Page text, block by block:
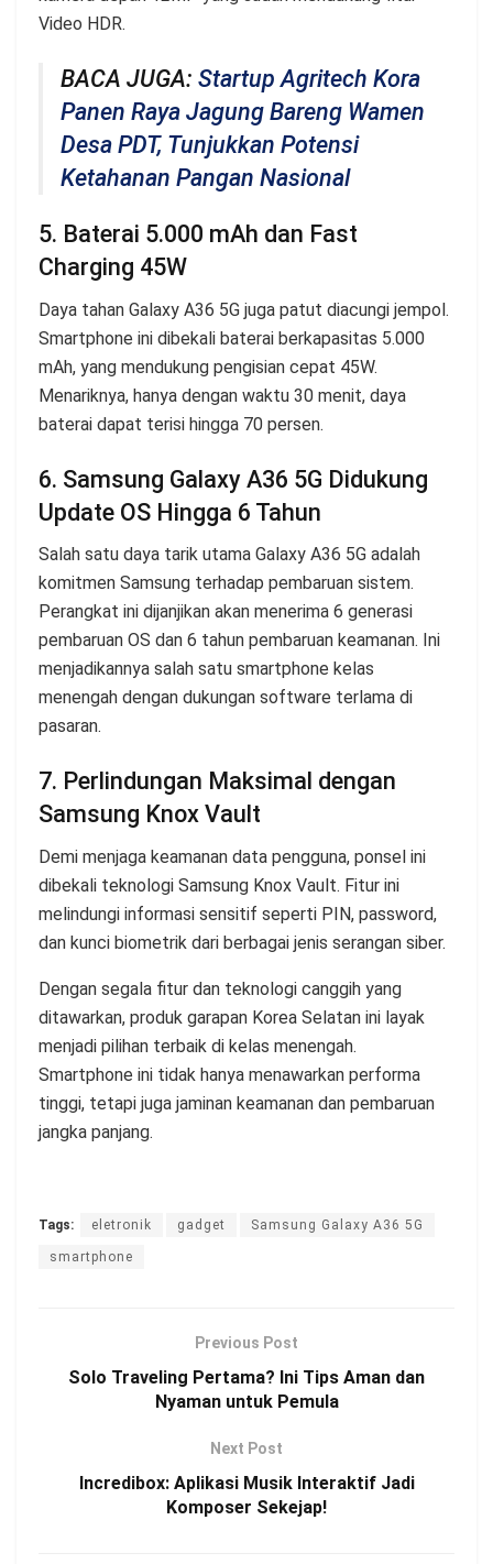
Video HDR.
BACA JUGA: Startup Agritech Kora
Panen Raya Jagung Bareng Wamen
Desa PDT, Tunjukkan Potensi
Ketahanan Pangan Nasional
5. Baterai 5.000 mAh dan Fast
Charging 45W
Daya tahan Galaxy A36 5G juga patut diacungi jempol.
Smartphone ini dibekali baterai berkapasitas 5.000
mAh, yang mendukung pengisian cepat 45W.
Menariknya, hanya dengan waktu 30 menit, daya
baterai dapat terisi hingga 70 persen.
6. Samsung Galaxy A36 5G Didukung
Update OS Hingga 6 Tahun
Salah satu daya tarik utama Galaxy A36 5G adalah
komitmen Samsung terhadap pembaruan sistem.
Perangkat ini dijanjikan akan menerima 6 generasi
pembaruan OS dan 6 tahun pembaruan keamanan. Ini
menjadikannya salah satu smartphone kelas
menengah dengan dukungan software terlama di
pasaran.
7. Perlindungan Maksimal dengan
Samsung Knox Vault
Demi menjaga keamanan data pengguna, ponsel ini
dibekali teknologi Samsung Knox Vault. Fitur ini
melindungi informasi sensitif seperti PIN, password,
dan kunci biometrik dari berbagai jenis serangan siber.
Dengan segala fitur dan teknologi canggih yang
ditawarkan, produk garapan Korea Selatan ini layak
menjadi pilihan terbaik di kelas menengah.
Smartphone ini tidak hanya menawarkan performa
tinggi, tetapi juga jaminan keamanan dan pembaruan
jangka panjang.
Tags: eletronik gadget Samsung Galaxy A36 5G
smartphone
Previous Post
Solo Traveling Pertama? Ini Tips Aman dan
Nyaman untuk Pemula
Next Post
Incredibox: Aplikasi Musik Interaktif Jadi
Komposer Sekejap!